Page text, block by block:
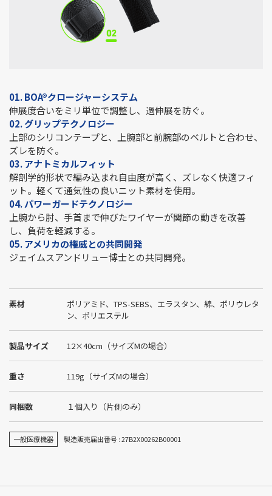
01. BOA®クロージャーシステム
伸展度合いをミリ単位で調整し、過伸展を防ぐ。
02. グリップテクノロジー
上部のシリコンテープと、上腕部と前腕部のベルトと合わせ、
ズレを防ぐ。
03. アナトミカルフィット
解剖学的形状で編み込まれ自由度が高く、ズレなく快適フィ
ット。軽くて通気性の良いニット素材を使用。
04. パワーガードテクノロジー
上腕から肘、手首まで伸びたワイヤーが関節の動きを改善
し、負荷を軽減する。
05. アメリカの権威との共同開発
ジェイムスアンドリュー博士との共同開発。
素材
ポリアミド、TPS-SEBS、エラスタン、綿、ポリウレタ
ン、ポリエステル
製品サイズ 12×40cm（サイズMの場合）
重さ 119g（サイズMの場合）
同梱数 １個入り（片側のみ）
一般医療機器 製造販売届出番号 : 27B2X00262B00001